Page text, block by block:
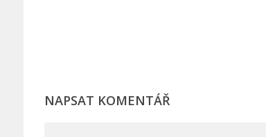
NAPSAT KOMENTÁŘ